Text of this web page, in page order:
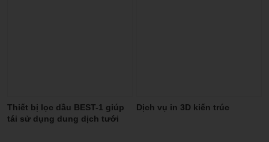
Thiết bị lọc dầu BEST-1 giúp
tái sử dụng dung dịch tưới
Dịch vụ in 3D kiến trúc